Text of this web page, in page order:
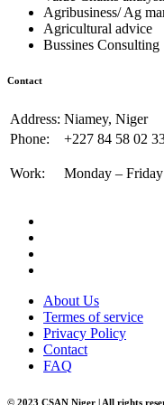
Agribusiness/ Ag
Agricultural advice
Bussines Consulting
Contact
Address: Niamey, Niger
Phone:
+227 84 58 02
Work: Monday –
About Us
Termes of service
Privacy Policy
Contact
FAQ
© 2023 CSAN Niger | All rights